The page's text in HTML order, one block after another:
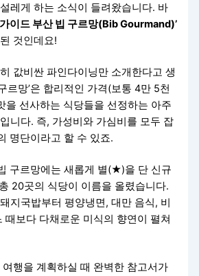
레게 하는 소식이 들려왔습니다. 바
이드 부산 빕 구르망(Bib Gourmand)’
것인데요!
값비싼 파인다이닝만 소개한다고 생
르망’은 합리적인 가격(보통 4만 5천
을 선사하는 식당들을 선정하는 아주
니다. 즉, 가성비와 가심비를 모두 잡
명단이라고 할 수 있죠.
구르망에는 새롭게 별(★)을 단 신규
20곳의 식당이 이름을 올렸습니다.
지국밥부터 평양냉면, 대만 음식, 비
때보다 다채로운 미식의 향연이 펼쳐
행을 계획하실 때 완벽한 참고서가